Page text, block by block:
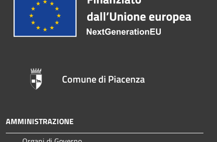
Comune di Piacenza
AMMINISTRAZIONE